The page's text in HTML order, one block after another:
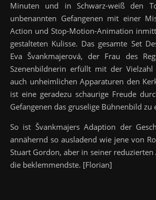
Minuten und in Schwarz-weiß den
unbenannten Gefangenen mit einer
Action und Stop-Motion-Animation
gestalteten Kulisse. Das gesamte Set
Eva Švankmajerová, der Frau des
Szenenbildnerin erfüllt mit der
auch unheimlichen Apparaturen den
ist eine geradezu schaurige Freude
Gefangenen das gruselige Bühnenbild zu
So ist Švankmajers Adaption der
annähernd so ausladend wie jene von
Stuart Gordon, aber in seiner
die beklemmendste. [Florian]